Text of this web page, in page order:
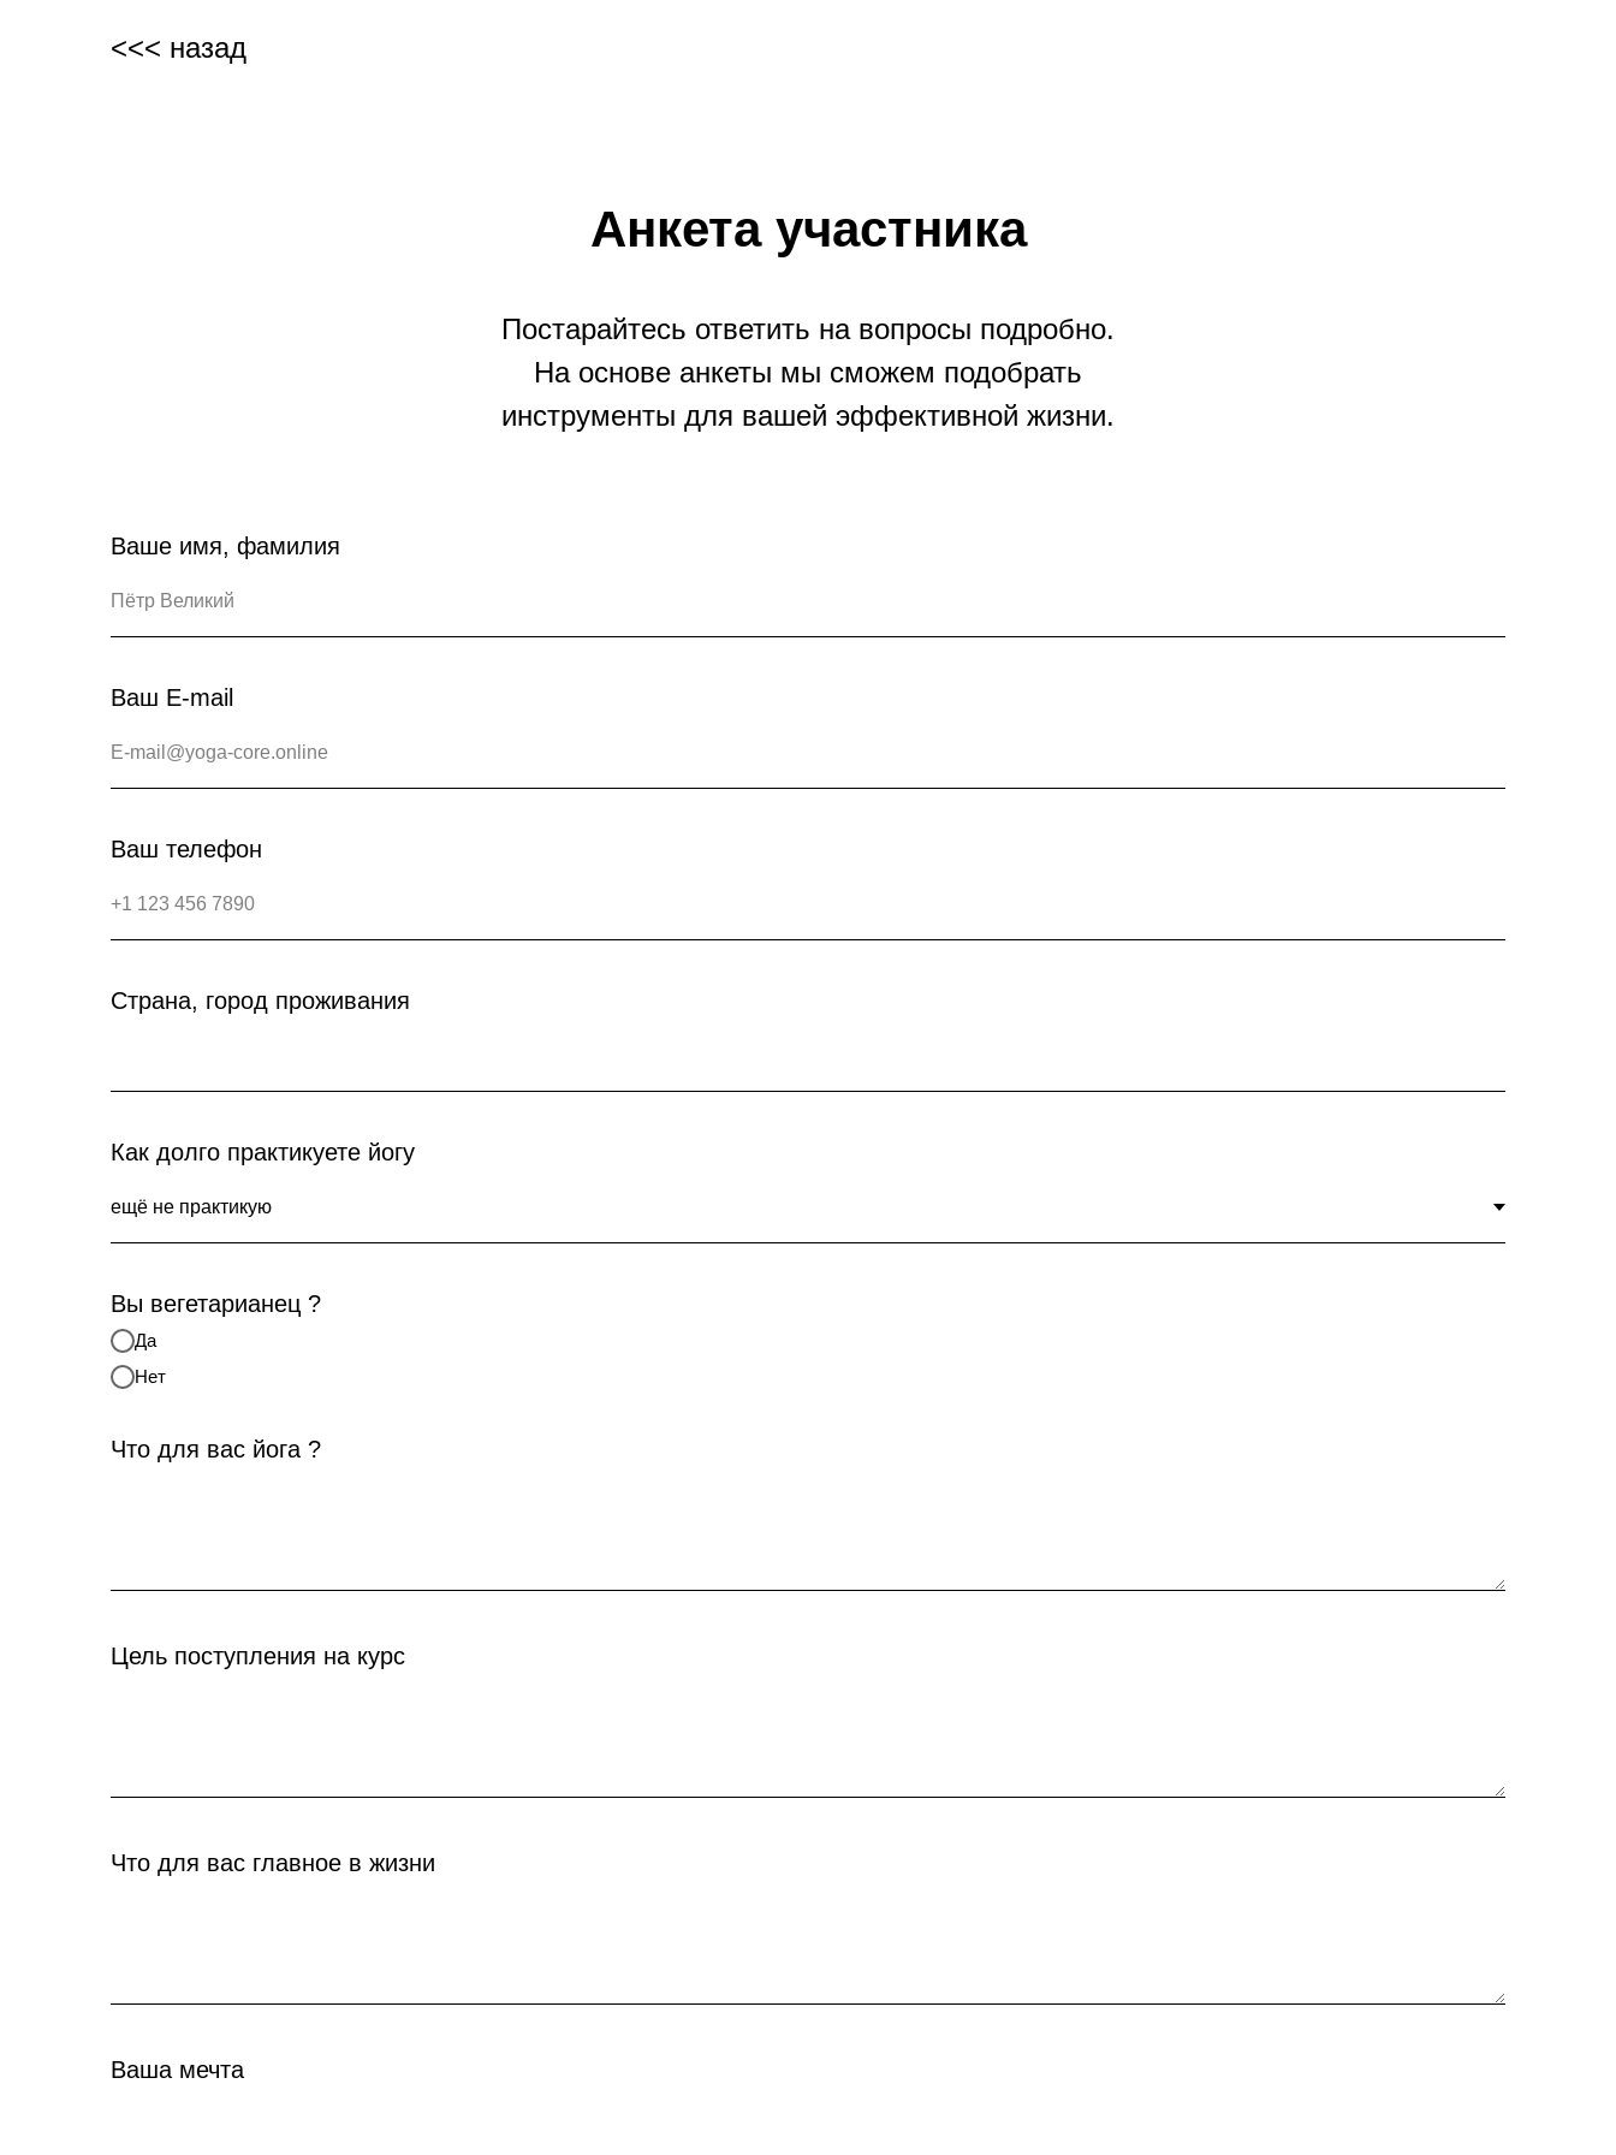
<<< назад
Анкета участника
Постарайтесь ответить на вопросы подробно.
На основе анкеты мы сможем подобрать
инструменты для вашей эффективной жизни.
Ваше имя, фамилия
Ваш E-mail
Ваш телефон
Страна, город проживания
Как долго практикуете йогу
Вы вегетарианец ?
Да
Нет
Что для вас йога ?
Цель поступления на курс
Что для вас главное в жизни
Ваша мечта